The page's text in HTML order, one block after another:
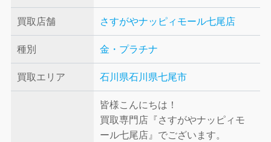
買取店舗 さすがやナッピィモール七尾店
種別 金・プラチナ
買取エリア 石川県石川県七尾市
皆様こんにちは！
買取専門店『さすがやナッピィモ
ール七尾店』でございます。